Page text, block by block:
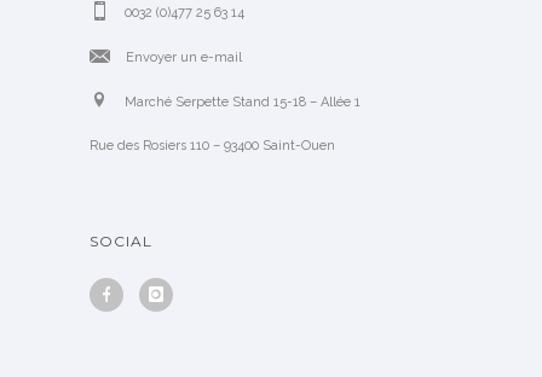
0032 (0)477 25 63 14
Envoyer un e-mail
Marché Serpette Stand 15-18 – Allée 1
Rue des Rosiers 110 – 93400 Saint-Ouen
SOCIAL